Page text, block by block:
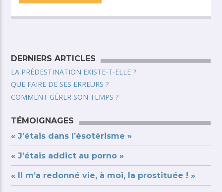
DERNIERS ARTICLES
LA PRÉDESTINATION EXISTE-T-ELLE ?
QUE FAIRE DE SES ERREURS ?
COMMENT GÉRER SON TEMPS ?
TÉMOIGNAGES
« J’étais dans l’ésotérisme »
« J’étais addict au porno »
« Il m’a redonné vie, à moi, la prostituée ! »